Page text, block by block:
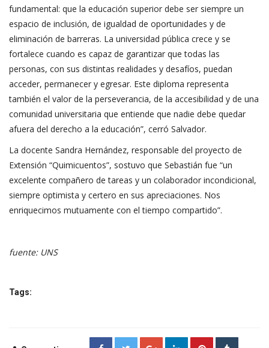
fundamental: que la educación superior debe ser siempre un
espacio de inclusión, de igualdad de oportunidades y de
eliminación de barreras. La universidad pública crece y se
fortalece cuando es capaz de garantizar que todas las
personas, con sus distintas realidades y desafíos, puedan
acceder, permanecer y egresar. Este diploma representa
también el valor de la perseverancia, de la accesibilidad y de una
comunidad universitaria que entiende que nadie debe quedar
afuera del derecho a la educación”, cerró Salvador.
La docente Sandra Hernández, responsable del proyecto de
Extensión “Quimicuentos”, sostuvo que Sebastián fue “un
excelente compañero de tareas y un colaborador incondicional,
siempre optimista y certero en sus apreciaciones. Nos
enriquecimos mutuamente con el tiempo compartido”.
fuente: UNS
Tags: